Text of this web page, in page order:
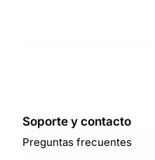
Soporte y contacto
Preguntas frecuentes